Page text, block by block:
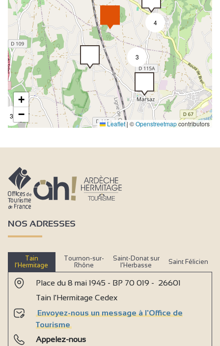
3
4
3
+
−
Leaflet| ©Openstreetmapcontributors
NOS ADRESSES
Tain
l’Hermitage
Tournon-sur-
Rhône
Saint-Donat sur
l’Herbasse
Saint Félicien
Place du 8 mai 1945 - BP 70 019 - 26601
Tain l'Hermitage Cedex
Envoyez-nous un message à l'Office de
Tourisme
Appelez-nous